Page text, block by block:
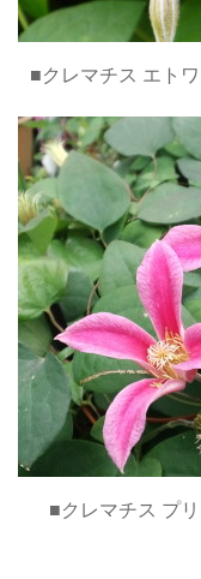
■クレマチス エト
■クレマチス プ